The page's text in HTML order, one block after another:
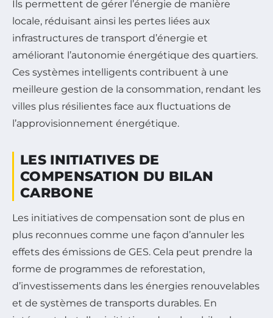
Ils permettent de gérer l’énergie de manière
locale, réduisant ainsi les pertes liées aux
infrastructures de transport d’énergie et
améliorant l’autonomie énergétique des quartiers.
Ces systèmes intelligents contribuent à une
meilleure gestion de la consommation, rendant les
villes plus résilientes face aux fluctuations de
l’approvisionnement énergétique.
LES INITIATIVES DE
COMPENSATION DU BILAN
CARBONE
Les initiatives de compensation sont de plus en
plus reconnues comme une façon d’annuler les
effets des émissions de GES. Cela peut prendre la
forme de programmes de reforestation,
d’investissements dans les énergies renouvelables
et de systèmes de transports durables. En